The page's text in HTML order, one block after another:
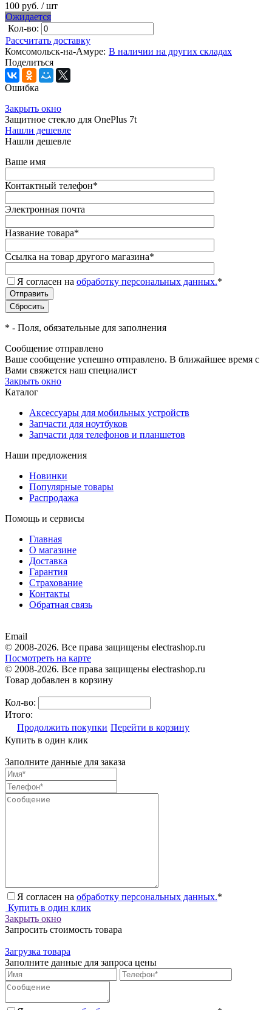
100 руб. / шт
Ожидается
Кол-во:
Рассчитать доставку
Комсомольск-на-Амуре: В наличии на других складах
Поделиться
Ошибка
Закрыть окно
Защитное стекло для OnePlus 7t
Нашли дешевле
Нашли дешевле
Ваше имя
Контактный телефон*
Электронная почта
Название товара*
Ссылка на товар другого магазина*
Я согласен на обработку персональных данных.*
* - Поля, обязательные для заполнения
Сообщение отправлено
Ваше сообщение успешно отправлено. В ближайшее время с
Вами свяжется наш специалист
Закрыть окно
Каталог
Аксессуары для мобильных устройств
Запчасти для ноутбуков
Запчасти для телефонов и планшетов
Наши предложения
Новинки
Популярные товары
Распродажа
Помощь и сервисы
Главная
О магазине
Доставка
Гарантия
Страхование
Контакты
Обратная связь
Email
© 2008-2026. Все права защищены electrashop.ru
Посмотреть на карте
© 2008-2026. Все права защищены electrashop.ru
Товар добавлен в корзину
Кол-во:
Итого:
Продолжить покупки Перейти в корзину
Купить в один клик
Заполните данные для заказа
Я согласен на обработку персональных данных.*
Купить в один клик
Закрыть окно
Запросить стоимость товара
Загрузка товара
Заполните данные для запроса цены